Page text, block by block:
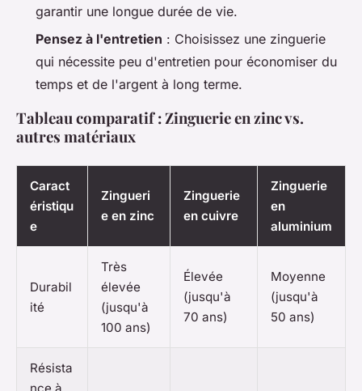
garantir une longue durée de vie.
Pensez à l'entretien : Choisissez une zinguerie
qui nécessite peu d'entretien pour économiser du
temps et de l'argent à long terme.
Tableau comparatif : Zinguerie en zinc vs.
autres matériaux
Caract
éristiqu
e
Zingueri
e en zinc
Zinguerie
en cuivre
Zinguerie
en
aluminium
Durabil
ité
Très
élevée
(jusqu'à
100 ans)
Élevée
(jusqu'à
70 ans)
Moyenne
(jusqu'à
50 ans)
Résista